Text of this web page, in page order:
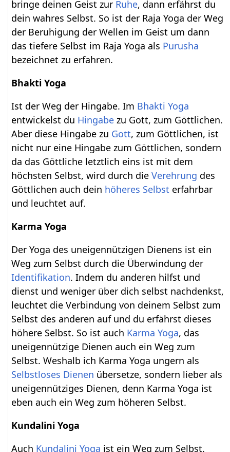
bringe deinen Geist zur Ruhe, dann erfährst du
dein wahres Selbst. So ist der Raja Yoga der Weg
der Beruhigung der Wellen im Geist um dann
das tiefere Selbst im Raja Yoga als Purusha
bezeichnet zu erfahren.
Bhakti Yoga
Ist der Weg der Hingabe. Im Bhakti Yoga
entwickelst du Hingabe zu Gott, zum Göttlichen.
Aber diese Hingabe zu Gott, zum Göttlichen, ist
nicht nur eine Hingabe zum Göttlichen, sondern
da das Göttliche letztlich eins ist mit dem
höchsten Selbst, wird durch dieVerehrung des
Göttlichen auch dein höheres Selbst erfahrbar
und leuchtet auf.
Karma Yoga
Der Yoga des uneigennützigen Dienens ist ein
Weg zum Selbst durch die Überwindung der
Identifikation. Indem du anderen hilfst und
dienst und weniger über dich selbst nachdenkst,
leuchtet die Verbindung von deinem Selbst zum
Selbst des anderen auf und du erfährst dieses
höhere Selbst. So ist auch Karma Yoga, das
uneigennützige Dienen auch ein Weg zum
Selbst. Weshalb ich Karma Yoga ungern als
Selbstloses Dienen übersetze, sondern lieber als
uneigennütziges Dienen, denn Karma Yoga ist
eben auch ein Weg zum höheren Selbst.
Kundalini Yoga
Auch Kundalini Yoga ist ein Weg zum Selbst.